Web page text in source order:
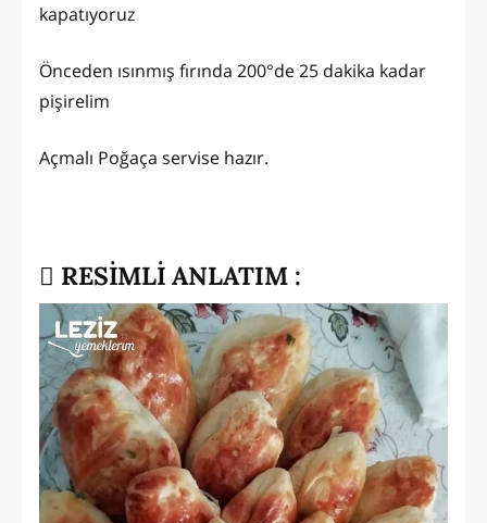
kapatıyoruz
Önceden ısınmış fırında 200°de 25 dakika kadar
pişirelim
Açmalı Poğaça servise hazır.
RESİMLİ ANLATIM :